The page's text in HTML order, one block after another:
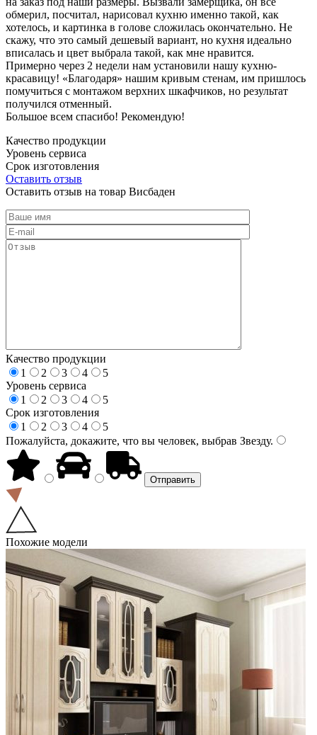
обмерил, посчитал, нарисовал кухню именно такой, как
хотелось, и картинка в голове сложилась окончательно. Не
скажу, что это самый дешевый вариант, но кухня идеально
вписалась и цвет выбрала такой, как мне нравится.
Примерно через 2 недели нам установили нашу кухню-
красавицу! «Благодаря» нашим кривым стенам, им пришлось
помучиться с монтажом верхних шкафчиков, но результат
получился отменный.
Большое всем спасибо! Рекомендую!
Качество продукции
Уровень сервиса
Срок изготовления
Оставить отзыв
Оставить отзыв на товар Висбаден
Качество продукции
1
2 3 4
5
Уровень сервиса
1
2 3 4
5
Срок изготовления
1
2 3 4
5
Пожалуйста, докажите, что вы человек, выбрав Звезду.
Похожие модели